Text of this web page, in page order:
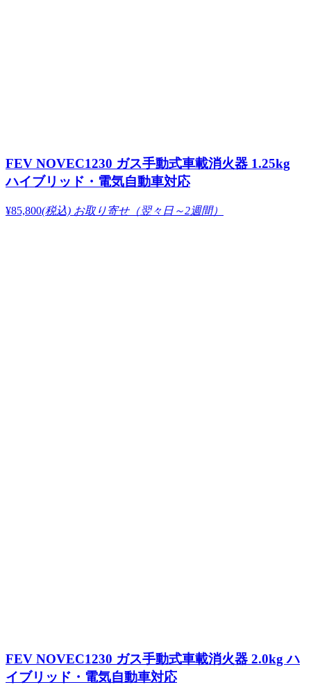
FEV NOVEC1230 ガス手動式車載消火器 1.25kg
ハイブリッド・電気自動車対応
¥85,800(税込) お取り寄せ（翌々日～2週間）
FEV NOVEC1230 ガス手動式車載消火器 2.0kg ハ
イブリッド・電気自動車対応